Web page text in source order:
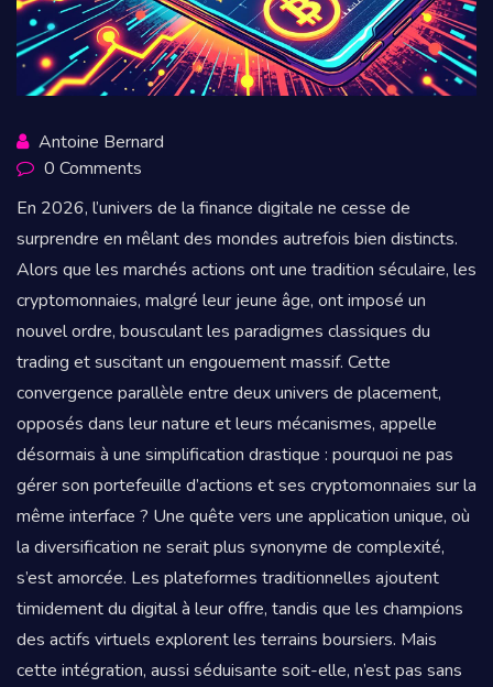
Antoine Bernard
0 Comments
En 2026, l’univers de la finance digitale ne cesse de
surprendre en mêlant des mondes autrefois bien distincts.
Alors que les marchés actions ont une tradition séculaire, les
cryptomonnaies, malgré leur jeune âge, ont imposé un
nouvel ordre, bousculant les paradigmes classiques du
trading et suscitant un engouement massif. Cette
convergence parallèle entre deux univers de placement,
opposés dans leur nature et leurs mécanismes, appelle
désormais à une simplification drastique : pourquoi ne pas
gérer son portefeuille d’actions et ses cryptomonnaies sur la
même interface ? Une quête vers une application unique, où
la diversification ne serait plus synonyme de complexité,
s’est amorcée. Les plateformes traditionnelles ajoutent
timidement du digital à leur offre, tandis que les champions
des actifs virtuels explorent les terrains boursiers. Mais
cette intégration, aussi séduisante soit-elle, n’est pas sans